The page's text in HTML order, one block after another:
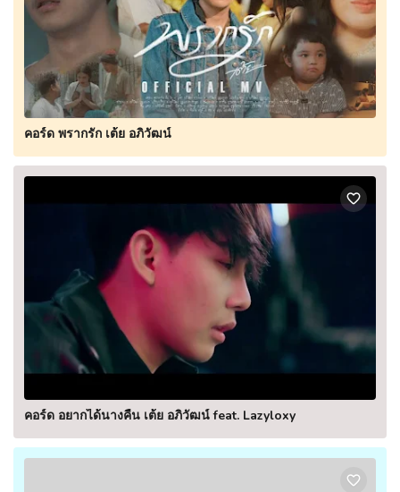
คอร์ด พรากรัก เต้ย อภิวัฒน์
คอร์ด อยากได้นางคืน เต้ย อภิวัฒน์ feat. Lazyloxy